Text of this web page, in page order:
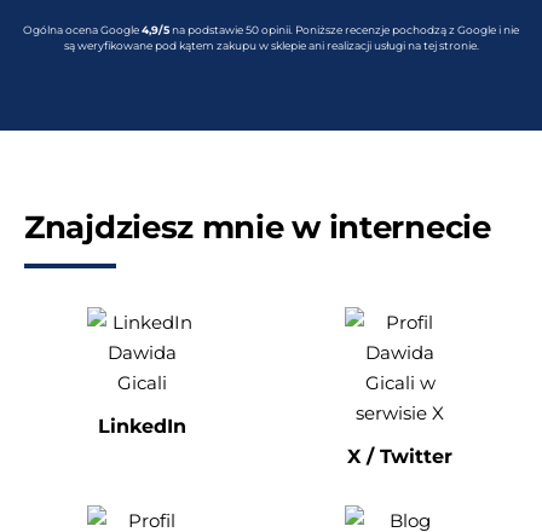
Ogólna ocena Google4,9/5na podstawie 50 opinii. Poniższe recenzje pochodzą z Google i nie
są weryfikowane pod kątem zakupu w sklepie ani realizacji usługi na tej stronie.
Znajdziesz mnie w internecie
LinkedIn
X / Twitter